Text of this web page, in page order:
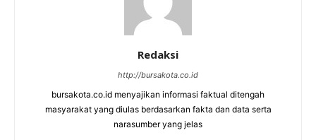
Redaksi
http://bursakota.co.id
bursakota.co.id menyajikan informasi faktual ditengah
masyarakat yang diulas berdasarkan fakta dan data serta
narasumber yang jelas